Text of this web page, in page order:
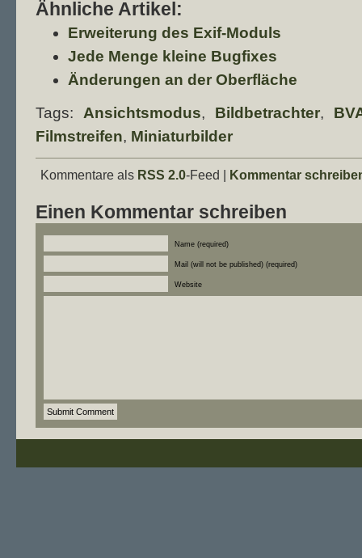
Ähnliche Artikel:
Erweiterung des Exif-Moduls
Jede Menge kleine Bugfixes
Änderungen an der Oberfläche
Tags: Ansichtsmodus, Bildbetrachter,
Filmstreifen, Miniaturbilder
Kommentare als RSS 2.0-Feed | Kommentar
Einen Kommentar schreiben
Name (required)
Mail (will not be published) (required)
Website